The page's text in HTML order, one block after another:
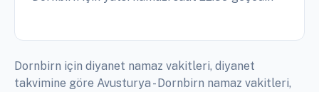
Dornbirn için diyanet namaz vakitleri, diyanet
takvimine göre Avusturya - Dornbirn namaz vakitleri,